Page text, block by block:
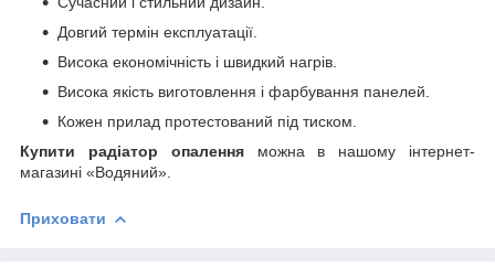
Довгий термін експлуатації.
Висока економічність і швидкий нагрів.
Висока якість виготовлення і фарбування панелей.
Кожен прилад протестований під тиском.
Купити радіатор опаленняможна в нашому інтернет-
магазині «Водяний».
Приховати